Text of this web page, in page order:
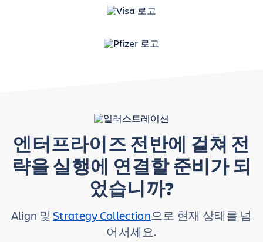
엔터프라이즈 전반에 걸쳐 전
략을 실행에 연결할 준비가 되
었습니까?
Align 및Strategy Collection으로 현재 상태를 넘
어서세요.